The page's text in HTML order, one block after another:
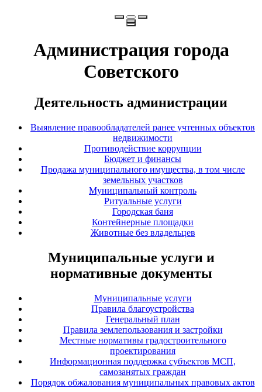
Администрация города
Советского
Деятельность администрации
Выявление правообладателей ранее учтенных объектов
недвижимости
Противодействие коррупции
Бюджет и финансы
Продажа муниципального имущества, в том числе
земельных участков
Муниципальный контроль
Ритуальные услуги
Городская баня
Контейнерные площадки
Животные без владельцев
Муниципальные услуги и
нормативные документы
Муниципальные услуги
Правила благоустройства
Генеральный план
Правила землепользования и застройки
Местные нормативы градостроительного
проектирования
Информационная поддержка субъектов МСП,
самозанятых граждан
Порядок обжалования муниципальных правовых актов